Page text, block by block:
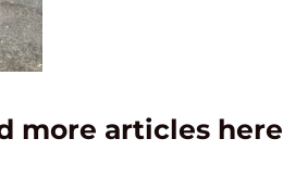
more articles here